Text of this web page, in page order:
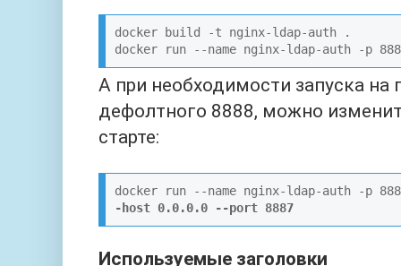
    apk del build-dependencies
COPY nginx-ldap-auth-
WORKDIR /usr/src/app/
EXPOSE 8888
USER nginx-ldap-auth
ENTRYPOINT ["python3", "/usr/
daemon.py"]
CMD ["--host", "0.0.0.0", "--
docker build -t nginx-ldap-auth .
docker run --name nginx-ldap-auth -p
А при необходимости запуска на
дефолтного 8888, можно
старте:
docker run --name nginx-ldap-auth -p
-host 0.0.0.0 --port 8887
Используемые заголовки